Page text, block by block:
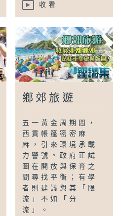
收看
鄉郊旅遊
五一黃金周期間，
西貢帳篷密密麻
麻，引來環境承載
力警號。政府正試
圖在開放與保育之
間尋找平衡；有學
者則建議與其「限
流」不如「分
流」。